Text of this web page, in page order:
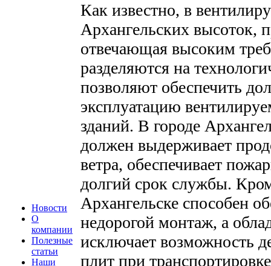
Новости
О
компании
Полезные
статьи
Наши
Как известно, в
Архангельских высоток,
отвечающая высоким
разделяются на
позволяют обеспечить
эксплуатацию
зданий. В городе
должен выдерживает
ветра, обеспечивает
долгий срок службы.
Архангельске способен
недорогой монтаж, а
исключает возможность
плит при